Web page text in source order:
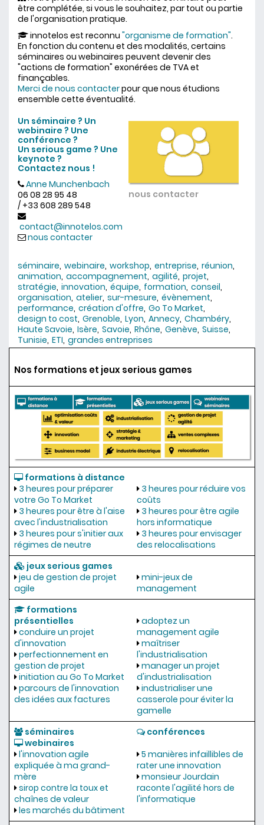
être complétée, si vous le souhaitez, par tout ou partie
de l'organisation pratique.
innotelos est reconnu "organisme de formation".
En fonction du contenu et des modalités, certains
séminaires ou webinaires peuvent devenir des
"actions de formation" exonérées de TVA et
finançables.
Merci de nous contacterpour que nous étudions
ensemble cette éventualité.
nous contacter
Un séminaire ? Un
webinaire ? Une
conférence ?
Un serious game ? Une
keynote ?
Contactez nous !
Anne Munchenbach
06 08 28 95 48
/ +33 608 289 548
contact@innotelos.com
nous contacter
séminaire webinaire workshop entreprise réunion
animation accompagnement agilité projet
stratégie innovation équipe formation conseil
organisation atelier sur-mesure évènement
performance création d'offre Go To Market
design to cost Grenoble Lyon Annecy Chambéry
Haute Savoie Isère Savoie Rhône Genève Suisse
Tunisie ETI grandes entreprises
Nos formations et jeux serious games
formations à distance
3 heures pour préparer
votre Go To Market
3 heures pour être à l'aise
avec l'industrialisation
3 heures pour s'initier aux
régimes de neutre
3 heures pour réduire vos
coûts
3 heures pour être agile
hors informatique
3 heures pour envisager
des relocalisations
jeux serious games
jeu de gestion de projet
agile
mini-jeux de
management
formations
présentielles
conduire un projet
d'innovation
perfectionnement en
gestion de projet
initiation au Go To Market
parcours de l'innovation
des idées aux factures
adoptez un
management agile
maîtriser
l'industrialisation
manager un projet
d'industrialisation
industrialiser une
casserole pour éviter la
gamelle
séminaires
webinaires
l'innovation agile
expliquée à ma grand-
mère
sirop contre la toux et
chaînes de valeur
les marchés du bâtiment
conférences
5 manières infaillibles de
rater une innovation
monsieur Jourdain
raconte l'agilité hors de
l'informatique